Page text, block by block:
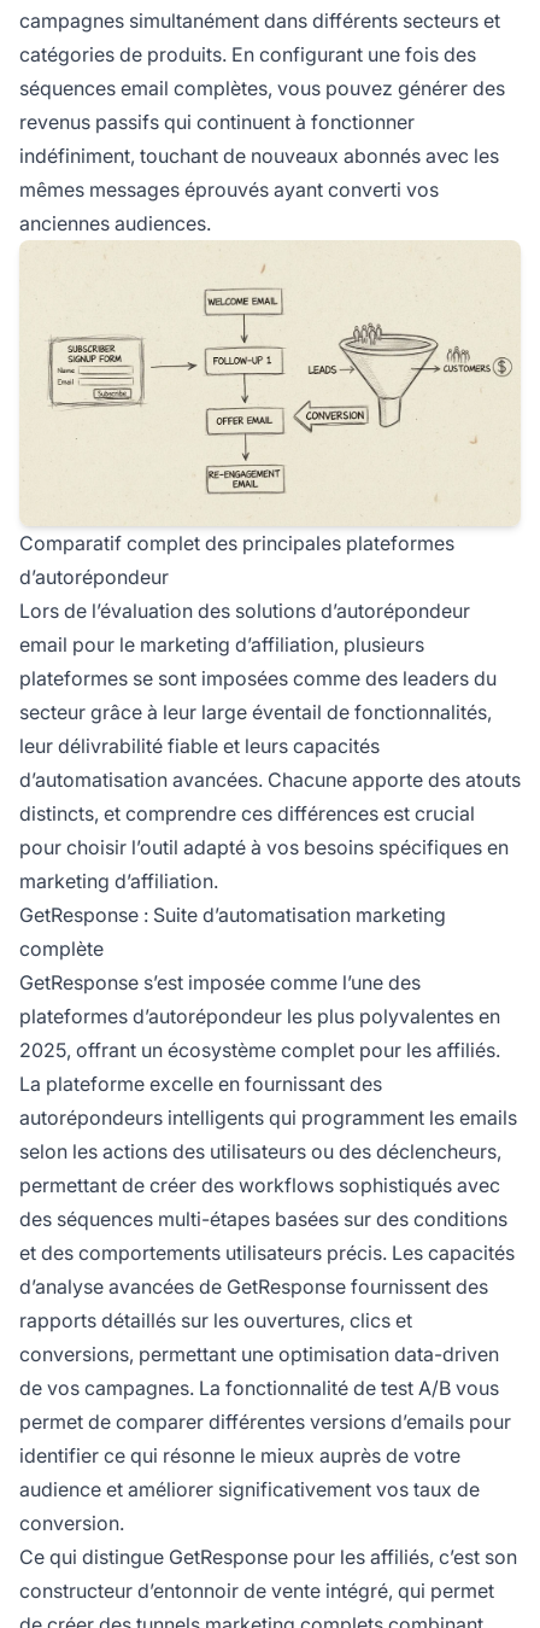
campagnes simultanément dans différents secteurs et
catégories de produits. En configurant une fois des
séquences email complètes, vous pouvez générer des
revenus passifs qui continuent à fonctionner
indéfiniment, touchant de nouveaux abonnés avec les
mêmes messages éprouvés ayant converti vos
anciennes audiences.
Comparatif complet des principales plateformes
d’autorépondeur
Lors de l’évaluation des solutions d’autorépondeur
email pour le marketing d’affiliation, plusieurs
plateformes se sont imposées comme des leaders du
secteur grâce à leur large éventail de fonctionnalités,
leur délivrabilité fiable et leurs capacités
d’automatisation avancées. Chacune apporte des atouts
distincts, et comprendre ces différences est crucial
pour choisir l’outil adapté à vos besoins spécifiques en
marketing d’affiliation.
GetResponse : Suite d’automatisation marketing
complète
GetResponse s’est imposée comme l’une des
plateformes d’autorépondeur les plus polyvalentes en
2025, offrant un écosystème complet pour les affiliés.
La plateforme excelle en fournissant des
autorépondeurs intelligents qui programment les emails
selon les actions des utilisateurs ou des déclencheurs,
permettant de créer des workflows sophistiqués avec
des séquences multi-étapes basées sur des conditions
et des comportements utilisateurs précis. Les capacités
d’analyse avancées de GetResponse fournissent des
rapports détaillés sur les ouvertures, clics et
conversions, permettant une optimisation data-driven
de vos campagnes. La fonctionnalité de test A/B vous
permet de comparer différentes versions d’emails pour
identifier ce qui résonne le mieux auprès de votre
audience et améliorer significativement vos taux de
conversion.
Ce qui distingue GetResponse pour les affiliés, c’est son
constructeur d’entonnoir de vente intégré, qui permet